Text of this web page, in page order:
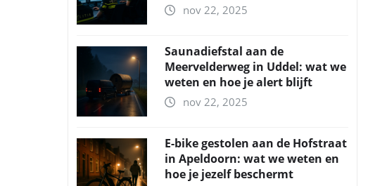
nov 22, 2025
Saunadiefstal aan de
Meervelderweg in Uddel: wat we
weten en hoe je alert blijft
nov 22, 2025
E-bike gestolen aan de Hofstraat
in Apeldoorn: wat we weten en
hoe je jezelf beschermt